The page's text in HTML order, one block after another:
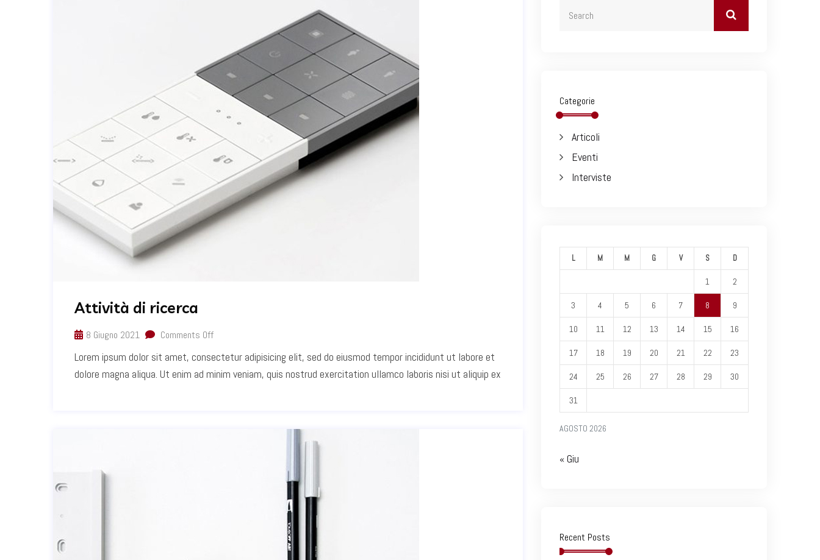
Attività di ricerca
8 Giugno 2021 Comments Off
Lorem ipsum dolor sit amet, consectetur adipisicing elit, sed do eiusmod tempor incididunt ut labore et
dolore magna aliqua. Ut enim ad minim veniam, quis nostrud exercitation ullamco laboris nisi ut aliquip ex
Categorie
Articoli
Eventi
Interviste
AGOSTO 2026
L M M G V S D
1 2
3 4 5 6 7 8 9
10 11 12 13 14 15 16
17 18 19 20 21 22 23
24 25 26 27 28 29 30
31
« Giu
Recent Posts